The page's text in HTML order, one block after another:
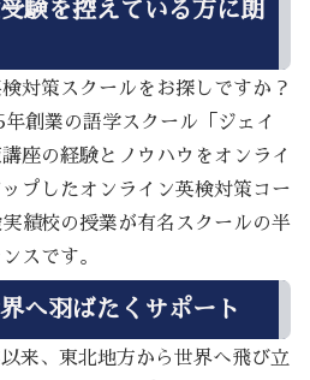
験を控えている方に朗
対策スクールをお探しですか？
創業の語学スクール「ジェイ
座の経験とノウハウをオンライ
プしたオンライン英検対策コー
績校の授業が有名スクールの半
スです。
へ羽ばたくサポート
来、東北地方から世界へ飛び立